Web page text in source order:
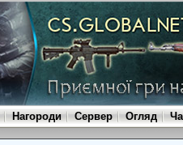
Нагороди Сервер Огляд